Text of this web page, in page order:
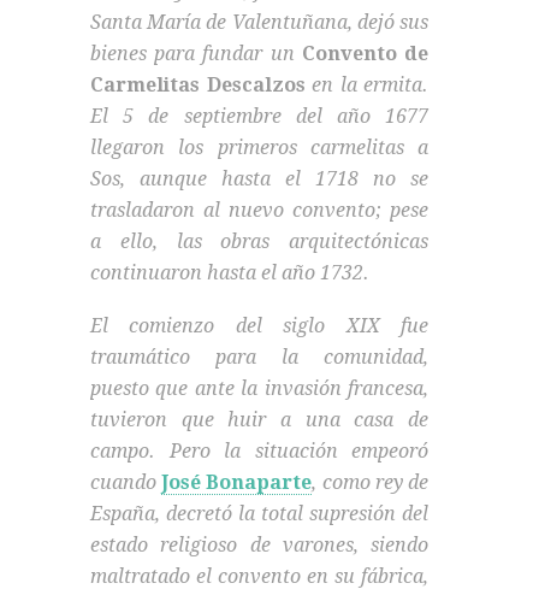
Santa María de Valentuñana, dejó sus
bienes para fundar un Convento de
Carmelitas Descalzos en la ermita.
El 5 de septiembre del año 1677
llegaron los primeros carmelitas a
Sos, aunque hasta el 1718 no se
trasladaron al nuevo convento; pese
a ello, las obras arquitectónicas
continuaron hasta el año 1732.
El comienzo del siglo XIX fue
traumático para la comunidad,
puesto que ante la invasión francesa,
tuvieron que huir a una casa de
campo. Pero la situación empeoró
cuandoJosé Bonaparte, como rey de
España, decretó la total supresión del
estado religioso de varones, siendo
maltratado el convento en su fábrica,